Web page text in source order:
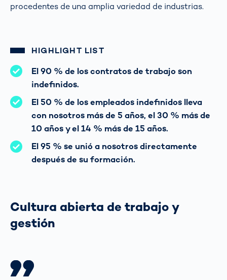
procedentes de una amplia variedad de industrias.
HIGHLIGHT LIST
El 90 % de los contratos de trabajo son
indefinidos.
El 50 % de los empleados indefinidos lleva
con nosotros más de 5 años, el 30 % más de
10 años y el 14 % más de 15 años.
El 95 % se unió a nosotros directamente
después de su formación.
Cultura abierta de trabajo y
gestión